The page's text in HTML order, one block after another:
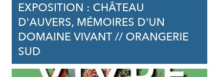
EXPOSITION : CHÂTEAU
D'AUVERS, MÉMOIRES D'UN
DOMAINE VIVANT // ORANGERIE
SUD